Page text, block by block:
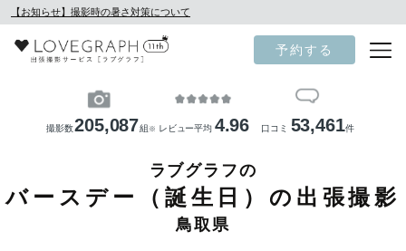
【お知らせ】撮影時の暑さ対策について
予約する
撮影数205,087組 ※ レビュー平均 4.96 口コミ 53,461件
ラブグラフの
バースデー（誕生日）の出張撮影
鳥取県